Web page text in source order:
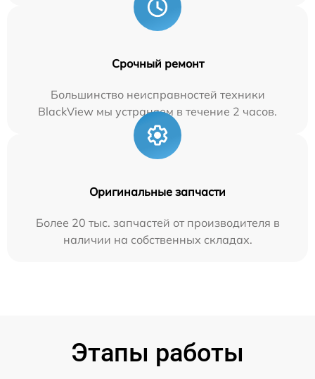
Срочный ремонт
Большинство неисправностей техники
BlackView мы устраняем в течение 2 часов.
Оригинальные запчасти
Более 20 тыс. запчастей от производителя в
наличии на собственных складах.
Этапы работы